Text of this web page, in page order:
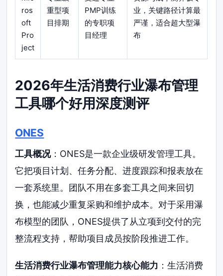
ros
oft
Pro
ject
重型项
目排期
PMP训练
的专职项
目经理
业，关键路径计算最
严谨，适合超大型瀑
布
2026年生活消费行业瀑布管理
工具哪个好用深度测评
ONES
工具概况：ONES是一款企业级研发管理工具。
它把项目计划、任务分配、进度跟踪和报表放在
一套系统里。团队不用在多套工具之间来回切
换，也能减少重复采购和维护成本。对于采用瀑
布模型的团队，ONES提供了从立项到交付的完
整流程支持，帮助项目成员按阶段推进工作。
生活消费行业瀑布管理能力核心能力 ：生活消费